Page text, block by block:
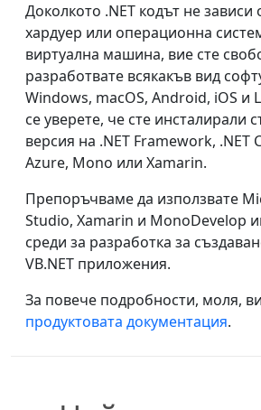
Доколкото .NET кодът не зависи
хардуер или операционна
виртуална машина, вие сте
разработвате всякакъв вид
Windows, macOS, Android, iOS и
се уверете, че сте инсталирали
версия на .NET Framework, .NET
Azure, Mono или Xamarin.
Препоръчваме да използвате
Studio, Xamarin и MonoDevelop
среди за разработка за
VB.NET приложения.
За повече подробности, моля,
продуктовата документация.